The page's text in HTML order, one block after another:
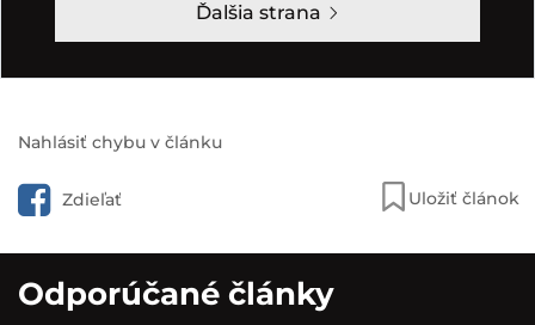
Ďalšia strana
Nahlásiť chybu v článku
Zdieľať Uložiť článok
Odporúčané články